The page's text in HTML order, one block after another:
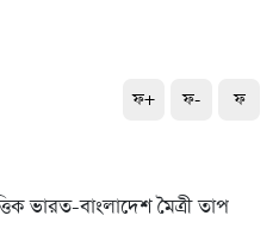
ফ+ ফ- ফ
ভারত-বাংলাদেশ মৈত্রী তাপ